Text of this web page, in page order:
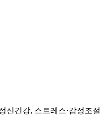
신건강, 스트레스·감정조절